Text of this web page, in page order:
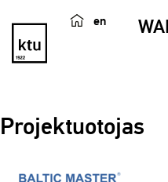
en
Projektuotojas